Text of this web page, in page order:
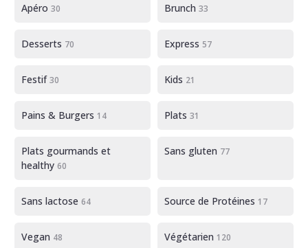
Apéro 30 Brunch 33
Desserts 70 Express 57
Festif30 Kids 21
Pains & Burgers 14 Plats 31
Plats gourmands et
healthy 60
Sans gluten 77
Sans lactose 64 Source de Protéines 17
Vegan 48 Végétarien 120